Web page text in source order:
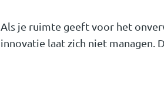
Als je ruimte geeft voor het
innovatie laat zich niet managen.